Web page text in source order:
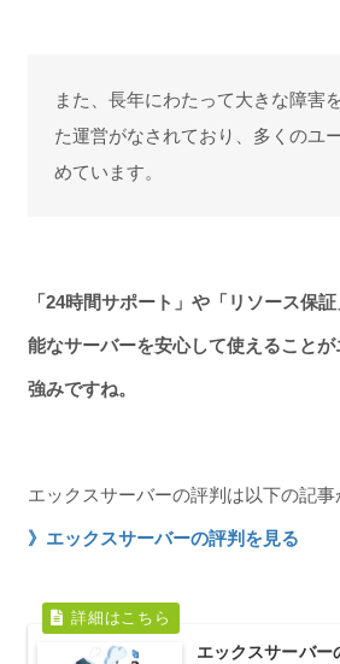
また、長年にわたって大きな障害
た運営がなされており、多くのユ
めています。
「24時間サポート」や「リソース保
能なサーバーを安心して使えること
強みですね。
エックスサーバーの評判は以下の記事
》エックスサーバーの評判を見る
エックスサーバー